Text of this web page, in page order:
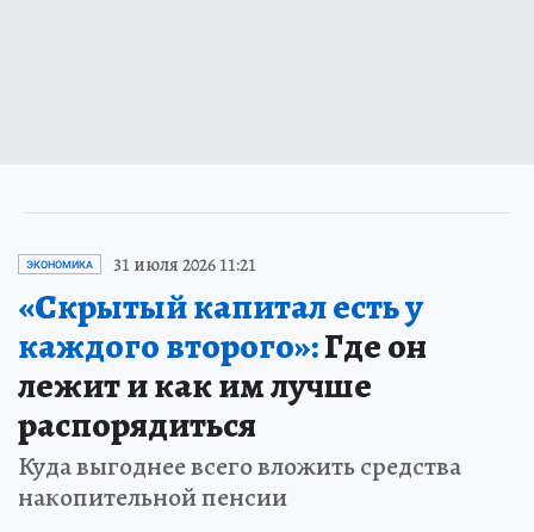
ЭКОНОМИКА 31 июля 2026 11:21
«Скрытый капитал есть у
каждого второго»:Где он
лежит и как им лучше
распорядиться
Куда выгоднее всего вложить средства
накопительной пенсии